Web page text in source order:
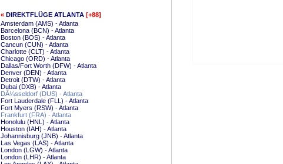
« DIREKTFLÜGE ATLANTA [+88]
Amsterdam (AMS) - Atlanta
Barcelona (BCN) - Atlanta
Boston (BOS) - Atlanta
Cancun (CUN) - Atlanta
Charlotte (CLT) - Atlanta
Chicago (ORD) - Atlanta
Dallas/Fort Worth (DFW) - Atlanta
Denver (DEN) - Atlanta
Detroit (DTW) - Atlanta
Dubai (DXB) - Atlanta
DÃ¼sseldorf (DUS) - Atlanta
Fort Lauderdale (FLL) - Atlanta
Fort Myers (RSW) - Atlanta
Frankfurt (FRA) - Atlanta
Honolulu (HNL) - Atlanta
Houston (IAH) - Atlanta
Johannisburg (JNB) - Atlanta
Las Vegas (LAS) - Atlanta
London (LGW) - Atlanta
London (LHR) - Atlanta